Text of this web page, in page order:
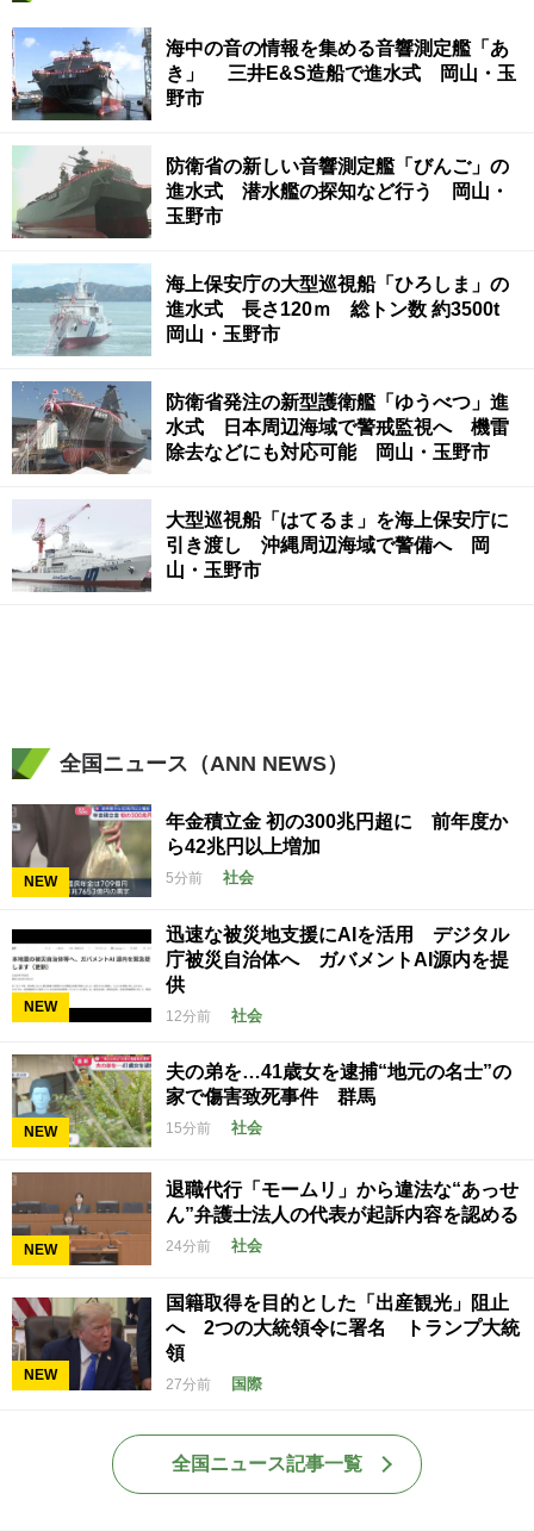
海中の音の情報を集める音響測定艦「あ
き」 三井E&S造船で進水式 岡山・玉
野市
防衛省の新しい音響測定艦「びんご」の
進水式 潜水艦の探知など行う 岡山・
玉野市
海上保安庁の大型巡視船「ひろしま」の
進水式 長さ120ｍ 総トン数 約3500t
岡山・玉野市
防衛省発注の新型護衛艦「ゆうべつ」進
水式 日本周辺海域で警戒監視へ 機雷
除去などにも対応可能 岡山・玉野市
大型巡視船「はてるま」を海上保安庁に
引き渡し 沖縄周辺海域で警備へ 岡
山・玉野市
全国ニュース（ANN NEWS）
NEW
年金積立金 初の300兆円超に 前年度か
ら42兆円以上増加
5分前 社会
NEW
迅速な被災地支援にAIを活用 デジタル
庁被災自治体へ ガバメントAI源内を提
供
12分前 社会
NEW
夫の弟を…41歳女を逮捕“地元の名士”の
家で傷害致死事件 群馬
15分前 社会
NEW
退職代行「モームリ」から違法な“あっせ
ん”弁護士法人の代表が起訴内容を認める
24分前 社会
NEW
国籍取得を目的とした「出産観光」阻止
へ 2つの大統領令に署名 トランプ大統
領
27分前 国際
全国ニュース記事一覧